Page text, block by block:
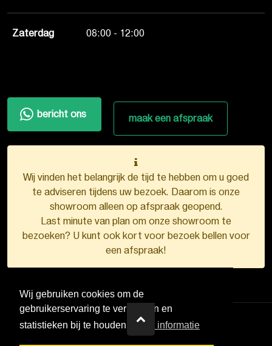
Wij gebruiken cookies om de
gebruikerservaring te verbeteren en
statistieken bij te houden.
Meer informatie
Zaterdag 08:00 - 12:00
bericht ons maak een afspraak
Wij vinden het belangrijk de tijd te hebben om u goed
te adviseren tijdens uw bezoek. Daarom is onze
showroom alleen op afspraak geopend.
Last minute van plan om onze showroom te
bezoeken? U kunt ook kort voor bezoek bellen voor
een afspraak!